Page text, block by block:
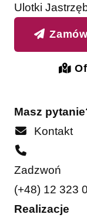
Ulotki
Masz
Kontakt
Zadzwoń
(+48) 12 323
Realizacje